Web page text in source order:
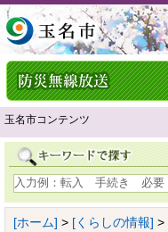
玉名市コンテンツ
[ホーム] > [くらしの情報] >